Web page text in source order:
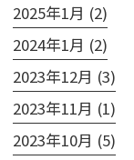
2025年1月 (2)
2024年1月 (2)
2023年12月 (3)
2023年11月 (1)
2023年10月 (5)